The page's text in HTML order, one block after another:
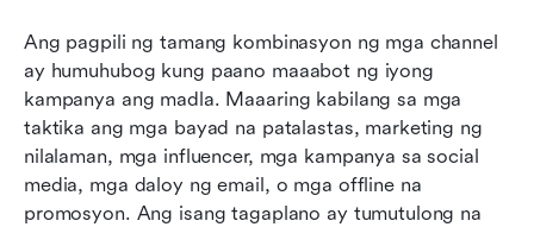
Ang pagpili ng tamang kombinasyon ng mga channel
ay humuhubog kung paano maaabot ng iyong
kampanya ang madla. Maaaring kabilang sa mga
taktika ang mga bayad na patalastas, marketing ng
nilalaman, mga influencer, mga kampanya sa social
media, mga daloy ng email, o mga offline na
promosyon. Ang isang tagaplano ay tumutulong na